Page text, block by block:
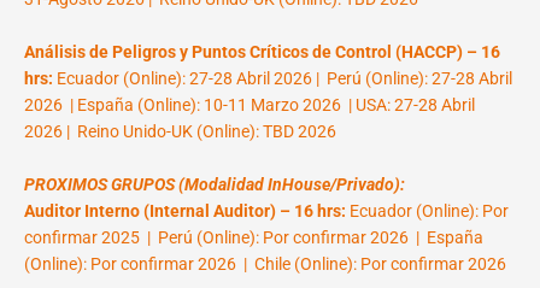
Análisis de Peligros y Puntos Críticos de Control (HACCP) – 16
hrs: Ecuador (Online): 27-28 Abril 2026 | Perú (Online): 27-28 Abril
2026 | España (Online): 10-11 Marzo 2026 | USA: 27-28 Abril
2026 | Reino Unido-UK (Online): TBD 2026
PROXIMOS GRUPOS (Modalidad InHouse/Privado):
Auditor Interno (Internal Auditor) – 16 hrs: Ecuador (Online): Por
confirmar 2025 | Perú (Online): Por confirmar 2026 | España
(Online): Por confirmar 2026 | Chile (Online): Por confirmar 2026